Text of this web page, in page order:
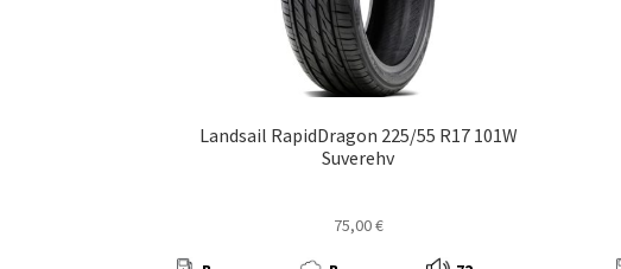
Landsail RapidDragon 225/55 R17 101W
Suverehv
75,00€